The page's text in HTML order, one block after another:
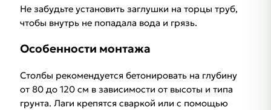
Не забудьте установить заглушки на торцы труб,
чтобы внутрь не попадала вода и грязь.
Особенности монтажа
Столбы рекомендуется бетонировать на глубину
от 80 до 120 см в зависимости от высоты и типа
грунта. Лаги крепятся сваркой или с помощью